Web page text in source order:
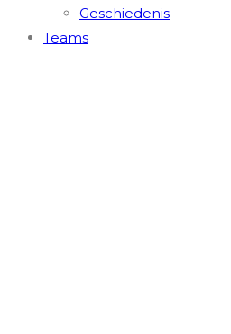
Geschiedenis
Teams